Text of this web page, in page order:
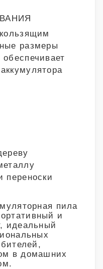
размеры
переноски
пила
и
идеальный
в домашних